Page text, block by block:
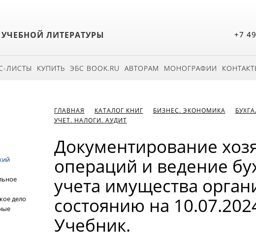
ЛИТЕРАТУРЫ +7
ЛИСТЫ КУПИТЬ ЭБС BOOK.RU АВТОРАМ МОНОГРАФИИ
дело
ГЛАВНАЯ КАТАЛОГ КНИГ БИЗНЕС. ЭКОНОМИКА
УЧЕТ. НАЛОГИ. АУДИТ
Документирование
операций и ведение
учета имущества
состоянию на
Учебник.